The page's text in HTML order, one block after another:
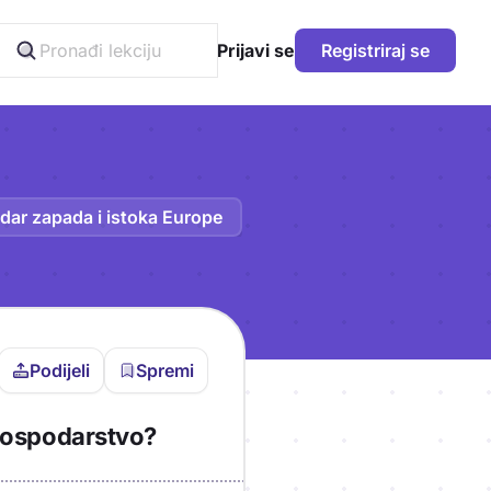
Prijavi se Registriraj se
zapada i istoka Europe
Podijeli Spremi
da bi pohranio